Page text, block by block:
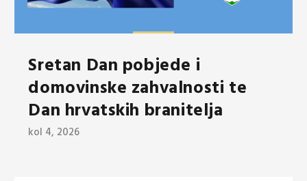
Sretan Dan pobjede i
domovinske zahvalnosti te
Dan hrvatskih branitelja
kol 4, 2026